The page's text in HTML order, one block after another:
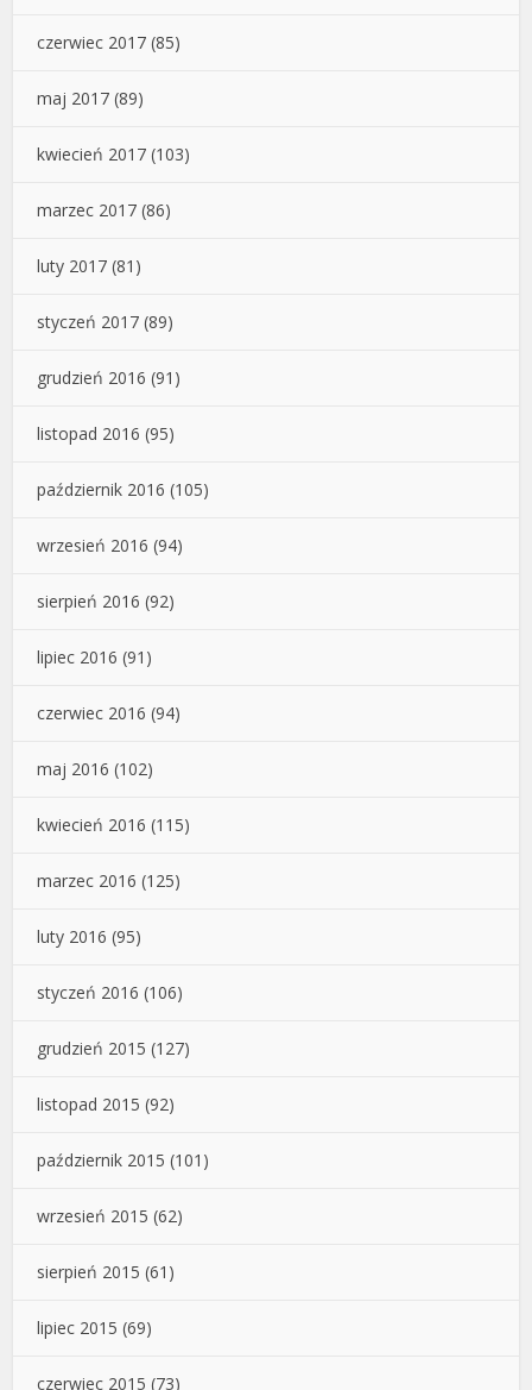
czerwiec 2017 (85)
maj 2017 (89)
kwiecień 2017 (103)
marzec 2017 (86)
luty 2017 (81)
styczeń 2017 (89)
grudzień 2016 (91)
listopad 2016 (95)
październik 2016 (105)
wrzesień 2016 (94)
sierpień 2016 (92)
lipiec 2016 (91)
czerwiec 2016 (94)
maj 2016 (102)
kwiecień 2016 (115)
marzec 2016 (125)
luty 2016 (95)
styczeń 2016 (106)
grudzień 2015 (127)
listopad 2015 (92)
październik 2015 (101)
wrzesień 2015 (62)
sierpień 2015 (61)
lipiec 2015 (69)
czerwiec 2015 (73)